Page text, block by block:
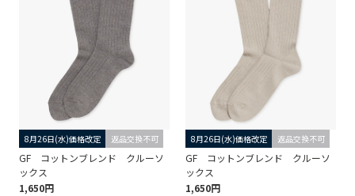
8月26日(水)価格改定 返品交換不可
GF コットンブレンド クルーソ
ックス
1,650円
8月26日(水)価格改定 返品交換不可
GF コットンブレンド クルーソ
ックス
1,650円